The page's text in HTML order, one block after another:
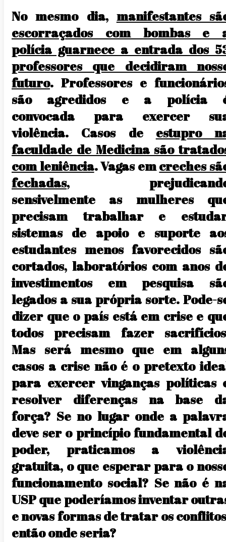
No mesmo dia, manifestantes
escorraçados com bombas e
polícia guarnece a entrada dos
professores que decidiram
futuro. Professores e
são agredidos e a polícia
convocada para exercer
violência. Casos de estupro
faculdade de Medicina são
com leniência. Vagas emcreches
fechadas,
sensivelmente as mulheres
precisam trabalhar e
sistemas de apoio e suporte
estudantes menos favorecidos
cortados, laboratórios com anos
investimentos em pesquisa
legados a sua própria sorte. Pode-
dizer que o país está em crise e
todos precisam fazer
Mas será mesmo que em
casos a crise não é o pretexto
para exercer vinganças políticas
resolver diferenças na base
força? Se no lugar onde a
deve ser o princípio fundamental
poder, praticamos a
gratuita, o que esperar para o
funcionamento social? Se não é
USP que poderíamos inventar
e novas formas de tratar os
então onde seria?